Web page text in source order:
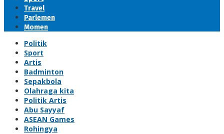
Travel
Parlemen
Momen
Politik
Sport
Artis
Badminton
Sepakbola
Olahraga kita
Politik Artis
Abu Sayyaf
ASEAN Games
Rohingya